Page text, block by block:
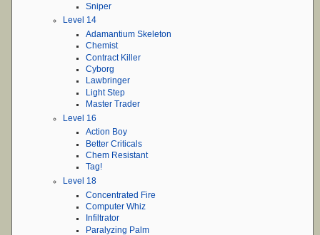
Sniper
Level 14
Adamantium Skeleton
Chemist
Contract Killer
Cyborg
Lawbringer
Light Step
Master Trader
Level 16
Action Boy
Better Criticals
Chem Resistant
Tag!
Level 18
Concentrated Fire
Computer Whiz
Infiltrator
Paralyzing Palm